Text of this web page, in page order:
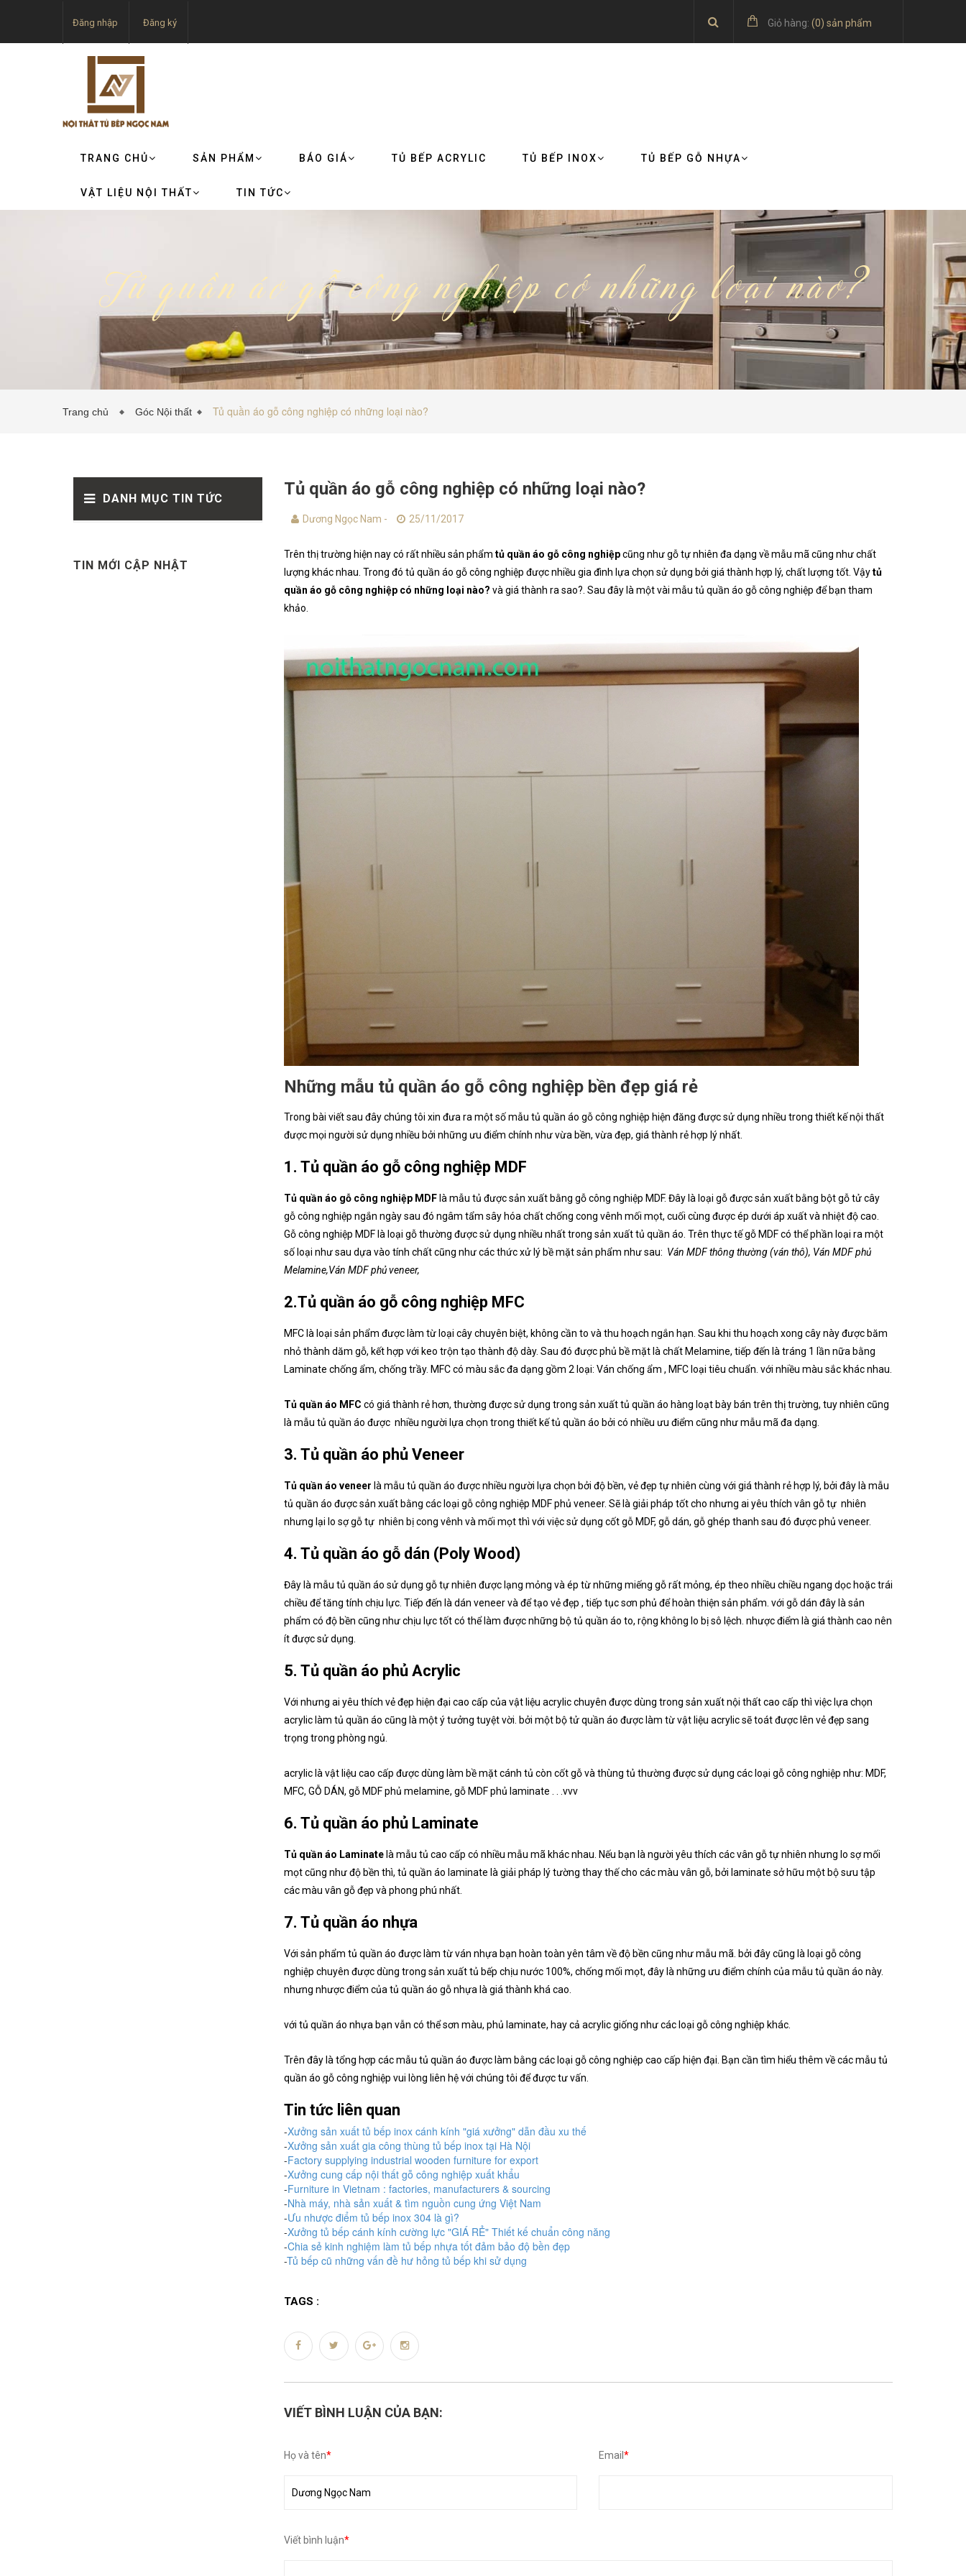
Đăng nhập Đăng ký Giỏ hàng: (0) sản phẩm
TRANG CHỦ SẢN PHẨM BÁO GIÁ TỦ BẾP ACRYLIC TỦ BẾP INOX TỦ BẾP GỖ NHỰA
VẬT LIỆU NỘI THẤT TIN TỨC
Tủ quần áo gỗ công nghiệp có những loại nào?
Trang chủ Góc Nội thất Tủ quần áo gỗ công nghiệp có những loại nào?
DANH MỤC TIN TỨC
TIN MỚI CẬP NHẬT
Tủ quần áo gỗ công nghiệp có những loại nào?
Dương Ngọc Nam - 25/11/2017
Trên thị trường hiện nay có rất nhiều sản phẩm tủ quần áo gỗ công nghiệpcũng như gỗ tự nhiên đa dạng về mẫu mã cũng như chất
lượng khác nhau. Trong đó tủ quần áo gỗ công nghiệp được nhiều gia đình lựa chọn sử dụng bởi giá thành hợp lý, chất lượng tốt. Vậytủ
quần áo gỗ công nghiệp có những loại nào? và giá thành ra sao?. Sau đây là một vài mẫu tủ quần áo gỗ công nghiệp để bạn tham
khảo.
Những mẫu tủ quần áo gỗ công nghiệp bền đẹp giá rẻ
Trong bài viết sau đây chúng tôi xin đưa ra một số mẫu tủ quần áo gỗ công nghiệp hiện đăng được sử dụng nhiều trong thiết kế nội thất
được mọi người sử dụng nhiều bởi những ưu điểm chính như vừa bền, vừa đẹp, giá thành rẻ hợp lý nhất.
1. Tủ quần áo gỗ công nghiệp MDF
Tủ quần áo gỗ công nghiệp MDFlà mẫu tủ được sản xuất bằng gỗ công nghiệp MDF. Đây là loại gỗ được sản xuất bằng bột gỗ tử cây
gỗ công nghiệp ngắn ngày sau đó ngâm tẩm sây hóa chất chống cong vênh mối mọt, cuối cùng được ép dưới áp xuất và nhiệt độ cao.
Gỗ công nghiệp MDF là loại gỗ thường được sử dụng nhiều nhất trong sản xuất tủ quần áo. Trên thực tế gỗ MDF có thể phần loại ra một
số loại như sau dựa vào tính chất cũng như các thức xử lý bề mặt sản phẩm như sau: Ván MDF thông thường (ván thô), Ván MDF phủ
Melamine,Ván MDF phủ veneer,
2.Tủ quần áo gỗ công nghiệp MFC
MFC là loại sản phẩm được làm từ loại cây chuyên biệt, không cần to và thu hoạch ngắn hạn. Sau khi thu hoạch xong cây này được băm
nhỏ thành dăm gỗ, kết hợp với keo trộn tạo thành độ dày. Sau đó được phủ bề mặt là chất Melamine, tiếp đến là tráng 1 lần nữa bằng
Laminate chống ẩm, chống trầy. MFC có màu sắc đa dạng gồm 2 loại: Ván chống ẩm , MFC loại tiêu chuẩn. với nhiều màu sắc khác nhau.
Tủ quần áo MFC có giá thành rẻ hơn, thường được sử dụng trong sản xuất tủ quần áo hàng loạt bày bán trên thị trường, tuy nhiên cũng
là mẫu tủ quần áo được nhiều người lựa chọn trong thiết kế tủ quần áo bởi có nhiều ưu điểm cũng như mẫu mã đa dạng.
3. Tủ quần áo phủ Veneer
Tủ quần áo veneer là mẫu tủ quần áo được nhiều người lựa chọn bởi độ bền, vẻ đẹp tự nhiên cùng với giá thành rẻ hợp lý, bởi đây là mẫu
tủ quần áo được sản xuất bằng các loại gỗ công nghiệp MDF phủ veneer. Sẽ là giải pháp tốt cho nhưng ai yêu thích vân gỗ tự nhiên
nhưng lại lo sợ gỗ tự nhiên bị cong vênh và mối mọt thì với việc sử dụng cốt gỗ MDF, gỗ dán, gỗ ghép thanh sau đó được phủ veneer.
4. Tủ quần áo gỗ dán (Poly Wood)
Đây là mẫu tủ quần áo sử dụng gỗ tự nhiên được lạng mỏng và ép từ những miếng gỗ rất mỏng, ép theo nhiều chiều ngang dọc hoặc trái
chiều để tăng tính chịu lực. Tiếp đến là dán veneer và để tạo vẻ đẹp , tiếp tục sơn phủ để hoàn thiện sản phẩm. với gỗ dán đây là sản
phẩm có độ bền cũng như chịu lực tốt có thể làm được những bộ tủ quần áo to, rộng không lo bị sô lệch. nhược điểm là giá thành cao nên
ít được sử dụng.
5. Tủ quần áo phủ Acrylic
Với nhưng ai yêu thích vẻ đẹp hiện đại cao cấp của vật liệu acrylic chuyên được dùng trong sản xuất nội thất cao cấp thì việc lựa chọn
acrylic làm tủ quần áo cũng là một ý tưởng tuyệt vời. bởi một bộ tử quần áo được làm từ vật liệu acrylic sẽ toát được lên vẻ đẹp sang
trọng trong phòng ngủ.
acrylic là vật liệu cao cấp được dùng làm bề mặt cánh tủ còn cốt gỗ và thùng tủ thường được sử dụng các loại gỗ công nghiệp như: MDF,
MFC, GỖ DÁN, gỗ MDF phủ melamine, gỗ MDF phủ laminate . . .vvv
6. Tủ quần áo phủ Laminate
Tủ quần áo Laminate là mẫu tủ cao cấp có nhiều mẫu mã khác nhau. Nếu bạn là người yêu thích các vân gỗ tự nhiên nhưng lo sợ mối
mọt cũng như độ bền thì, tủ quần áo laminate là giải pháp lý tường thay thế cho các màu vân gỗ, bởi laminate sở hữu một bộ sưu tập
các màu vân gỗ đẹp và phong phú nhất.
7. Tủ quần áo nhựa
Với sản phẩm tủ quần áo được làm từ ván nhựa bạn hoàn toàn yên tâm về độ bền cũng như mẫu mã. bởi đây cũng là loại gỗ công
nghiệp chuyên được dùng trong sản xuất tủ bếp chịu nước 100%, chống mối mọt, đây là những ưu điểm chính của mẫu tủ quần áo này.
nhưng nhược điểm của tủ quần áo gỗ nhựa là giá thành khá cao.
với tủ quần áo nhựa bạn vẫn có thể sơn màu, phủ laminate, hay cả acrylic giống như các loại gỗ công nghiệp khác.
Trên đây là tổng hợp các mẫu tủ quần áo được làm bằng các loại gỗ công nghiệp cao cấp hiện đại. Bạn cần tìm hiểu thêm về các mẫu tủ
quần áo gỗ công nghiệp vui lòng liên hệ với chúng tôi để được tư vấn.
Tin tức liên quan
-Xưởng sản xuất tủ bếp inox cánh kính "giá xưởng" dẫn đầu xu thế
-Xưởng sản xuất gia công thùng tủ bếp inox tại Hà Nội
-Factory supplying industrial wooden furniture for export
-Xưởng cung cấp nội thất gỗ công nghiệp xuất khẩu
-Furniture in Vietnam : factories, manufacturers & sourcing
-Nhà máy, nhà sản xuất & tìm nguồn cung ứng Việt Nam
-Ưu nhược điểm tủ bếp inox 304 là gì?
-Xưởng tủ bếp cánh kính cường lực "GIÁ RẺ" Thiết kế chuẩn công năng
-Chia sẻ kinh nghiệm làm tủ bếp nhựa tốt đảm bảo độ bền đẹp
-Tủ bếp cũ những vấn đề hư hỏng tủ bếp khi sử dụng
TAGS :
VIẾT BÌNH LUẬN CỦA BẠN:
Họ và tên* Email*
Viết bình luận*